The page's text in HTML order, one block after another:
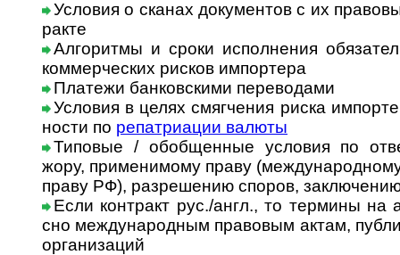
Условия о сканах документов с их
ракте
Алгоритмы и сроки исполнения
ком­мер­чес­ких рис­ков импортера
Платежи банковскими переводами
Условия в целях смягчения риска
ности по репат­риа­ции валюты
Типовые / обобщенные условия по
жору, при­ме­ни­мому праву
праву РФ), раз­ре­ше­нию спо­ров, заклю­че­нию
Если контракт рус./англ., то термины на
сно меж­ду­на­род­ным пра­во­вым актам,
орга­ни­за­ций